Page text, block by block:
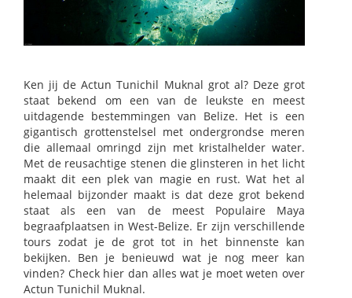
Ken jij de Actun Tunichil Muknal grot al? Deze grot
staat bekend om een van de leukste en meest
uitdagende bestemmingen van Belize. Het is een
gigantisch grottenstelsel met ondergrondse meren
die allemaal omringd zijn met kristalhelder water.
Met de reusachtige stenen die glinsteren in het licht
maakt dit een plek van magie en rust. Wat het al
helemaal bijzonder maakt is dat deze grot bekend
staat als een van de meest Populaire Maya
begraafplaatsen in West-Belize. Er zijn verschillende
tours zodat je de grot tot in het binnenste kan
bekijken. Ben je benieuwd wat je nog meer kan
vinden? Check hier dan alles wat je moet weten over
Actun Tunichil Muknal.